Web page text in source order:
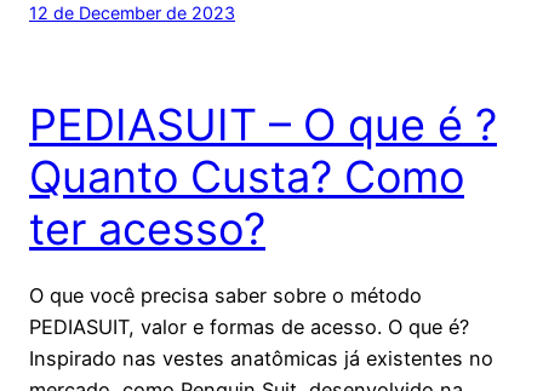
12 de December de 2023
PEDIASUIT – O que é ?
Quanto Custa? Como
ter acesso?
O que você precisa saber sobre o método
PEDIASUIT, valor e formas de acesso. O que é?
Inspirado nas vestes anatômicas já existentes no